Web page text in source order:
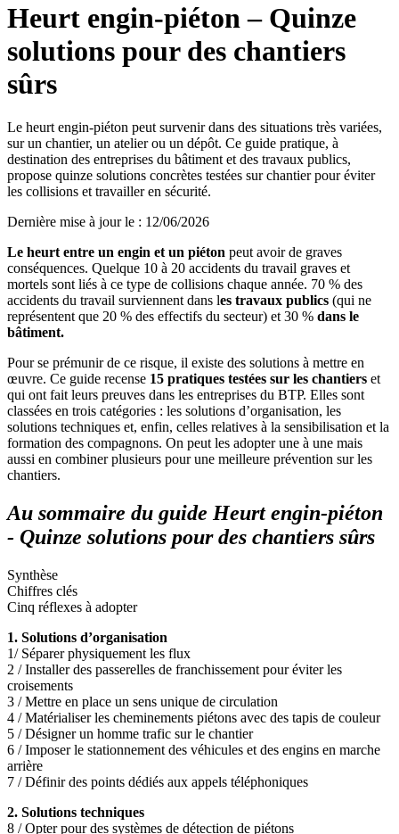
Heurt engin-piéton – Quinze
solutions pour des chantiers
sûrs
Le heurt engin-piéton peut survenir dans des situations très variées,
sur un chantier, un atelier ou un dépôt. Ce guide pratique, à
destination des entreprises du bâtiment et des travaux publics,
propose quinze solutions concrètes testées sur chantier pour éviter
les collisions et travailler en sécurité.
Dernière mise à jour le : 12/06/2026
Le heurt entre un engin et un piéton peut avoir de graves
conséquences. Quelque 10 à 20 accidents du travail graves et
mortels sont liés à ce type de collisions chaque année. 70 % des
accidents du travail surviennent dans les travaux publics (qui ne
représentent que 20 % des effectifs du secteur) et 30 % dans le
bâtiment.
Pour se prémunir de ce risque, il existe des solutions à mettre en
œuvre. Ce guide recense 15 pratiques testées sur les chantiers et
qui ont fait leurs preuves dans les entreprises du BTP. Elles sont
classées en trois catégories : les solutions d’organisation, les
solutions techniques et, enfin, celles relatives à la sensibilisation et la
formation des compagnons. On peut les adopter une à une mais
aussi en combiner plusieurs pour une meilleure prévention sur les
chantiers.
Au sommaire du guide Heurt engin-piéton
- Quinze solutions pour des chantiers sûrs
Synthèse
Chiffres clés
Cinq réflexes à adopter
1. Solutions d’organisation
1/ Séparer physiquement les flux
2 / Installer des passerelles de franchissement pour éviter les
croisements
3 / Mettre en place un sens unique de circulation
4 / Matérialiser les cheminements piétons avec des tapis de couleur
5 / Désigner un homme trafic sur le chantier
6 / Imposer le stationnement des véhicules et des engins en marche
arrière
7 / Définir des points dédiés aux appels téléphoniques
2. Solutions techniques
8 / Opter pour des systèmes de détection de piétons